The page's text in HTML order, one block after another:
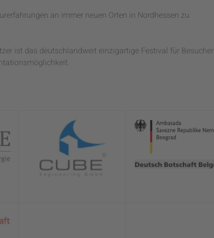
an immer neuen Orten in Nordhessen zu
ist das deutschlandweit einzigartige Festival für Besucher